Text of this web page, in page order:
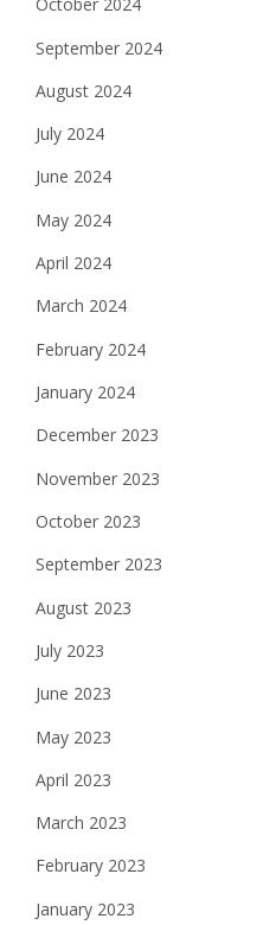
September 2024
August 2024
July 2024
June 2024
May 2024
April 2024
March 2024
February 2024
January 2024
December 2023
November 2023
October 2023
September 2023
August 2023
July 2023
June 2023
May 2023
April 2023
March 2023
February 2023
January 2023